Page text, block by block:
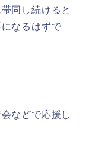
同し続けると
なるはずで
などで応援し